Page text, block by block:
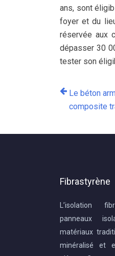
ans, sont
foyer et du
réservée aux
dépasser 30
tester son
Le béton
composite
Fibrastyrène
L’isolation
panneaux
matériaux
minéralisé et